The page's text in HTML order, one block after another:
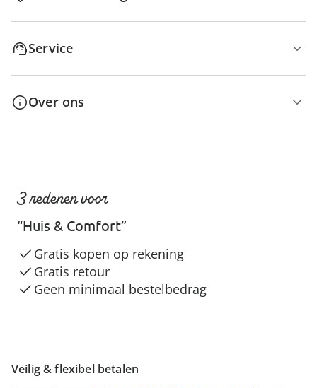
Service
Over ons
Veilig & flexibel betalen
3 redenen voor
“Huis & Comfort”
Gratis kopen op rekening
Gratis retour
Geen minimaal bestelbedrag